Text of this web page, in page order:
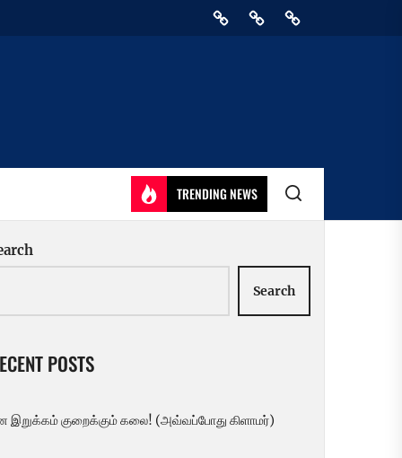
HomePrivacyAthirady
TRENDING NEWS
Search
POSTS
இறுக்கம் குறைக்கும் கலை! (அவ்வப்போது கிளாமர்)